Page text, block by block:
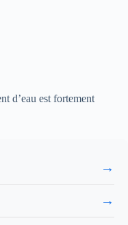
d’eau est fortement
→
→